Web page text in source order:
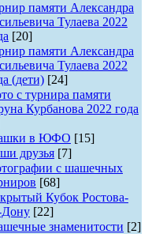
памяти Александра
Тулаева 2022
[20]
памяти Александра
Тулаева 2022
(дети) [24]
с турнира памяти
Курбанова 2022 года
в ЮФО [15]
друзья [7]
с шашечных
[68]
Кубок Ростова-
Дону [22]
знаменитости [2]